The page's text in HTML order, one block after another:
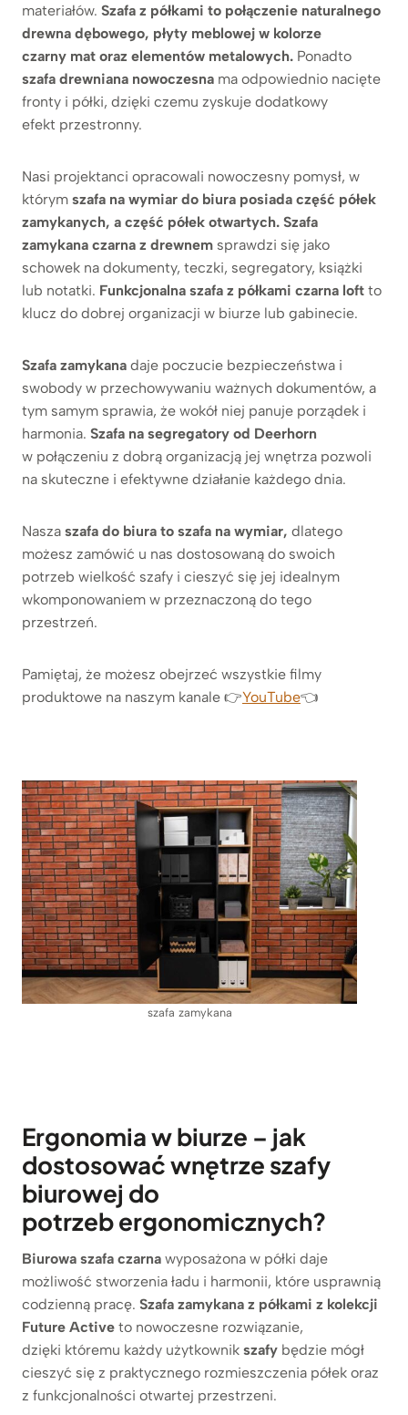
materiałów. Szafa z półkami to połączenie naturalnego
drewna dębowego, płyty meblowej w kolorze
czarny mat oraz elementów metalowych. Ponadto
szafa drewniana nowoczesna ma odpowiednio nacięte
fronty i półki, dzięki czemu zyskuje dodatkowy
efekt przestronny.
Nasi projektanci opracowali nowoczesny pomysł, w
którym szafa na wymiar do biura posiada część półek
zamykanych, a część półek otwartych. Szafa
zamykana czarna z drewnem sprawdzi się jako
schowek na dokumenty, teczki, segregatory, książki
lub notatki. Funkcjonalna szafa z półkami czarna loft to
klucz do dobrej organizacji w biurze lub gabinecie.
Szafa zamykana daje poczucie bezpieczeństwa i
swobody w przechowywaniu ważnych dokumentów, a
tym samym sprawia, że wokół niej panuje porządek i
harmonia. Szafa na segregatory od Deerhorn
w połączeniu z dobrą organizacją jej wnętrza pozwoli
na skuteczne i efektywne działanie każdego dnia.
Nasza szafa do biura to szafa na wymiar, dlatego
możesz zamówić u nas dostosowaną do swoich
potrzeb wielkość szafy i cieszyć się jej idealnym
wkomponowaniem w przeznaczoną do tego
przestrzeń.
Pamiętaj, że możesz obejrzeć wszystkie filmy
produktowe na naszym kanale 👉YouTube👈
szafa zamykana
Ergonomia w biurze – jak
dostosować wnętrze szafy
biurowej do
potrzeb ergonomicznych?
Biurowa szafa czarna wyposażona w półki daje
możliwość stworzenia ładu i harmonii, które usprawnią
codzienną pracę. Szafa zamykana z półkami z kolekcji
Future Active to nowoczesne rozwiązanie,
dzięki któremu każdy użytkownik szafy będzie mógł
cieszyć się z praktycznego rozmieszczenia półek oraz
z funkcjonalności otwartej przestrzeni.